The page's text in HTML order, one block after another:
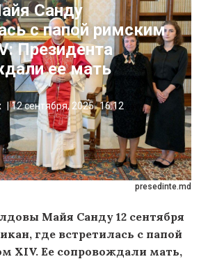
presedinte.md
Санду
с папой римским
Президента
ее мать
12 сентября, 2025 16:12
Майя Санду 12 сентября
где встретилась с папой
XIV. Ее сопровождали мать,